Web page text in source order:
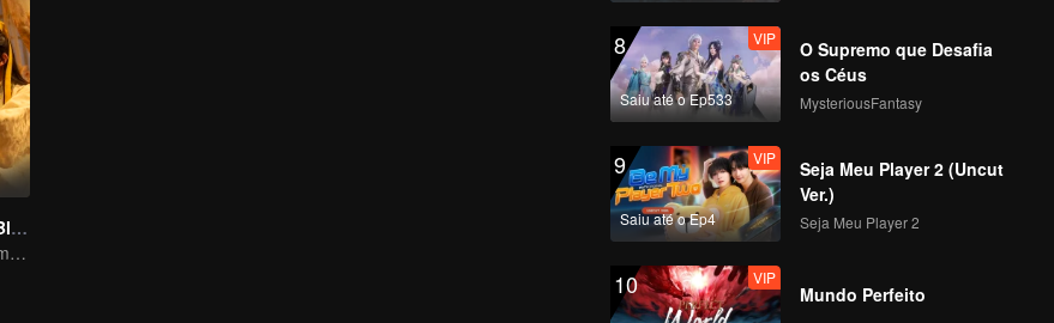
Meet You At The Blossom (Thai Ver.)
Drama Antigo · Romance
8
Saiu até o Ep533
VIP
O Supremo que Desafia
os Céus
MysteriousFantasy
9
Saiu até o Ep4
VIP
Seja Meu Player 2 (Uncut
Ver.)
Seja Meu Player 2
10 VIP
Mundo Perfeito